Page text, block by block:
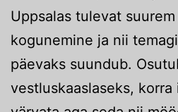
Uppsalas tulevat
kogunemine ja nii
päevaks suundub.
vestluskaaslaseks,